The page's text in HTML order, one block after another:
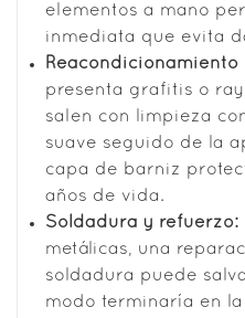
elementos a mano
inmediata que evita
Reacondicionamiento
presenta grafitis o
salen con limpieza
suave seguido de la
capa de barniz
años de vida.
Soldadura y refuerzo:
metálicas, una
soldadura puede
modo terminaría en